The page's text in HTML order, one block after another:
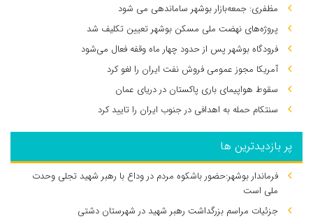
مظفری: جمعه‌بازار بوشهر ساماندهی می‌ شود
پروژه‌های نهضت ملی مسکن بوشهر تعیین تکلیف شد
فرودگاه بوشهر پس از حدود چهار ماه وقفه فعال می‌شود
آمریکا مجوز عمومی فروش نفت ایران را لغو کرد
سقوط هواپیمای باری پاکستان در دریای عمان
سنتکام حمله به اهدافی در جنوب ایران را تایید کرد
پر بازدیدترین ها
فرماندار بوشهر:حضور باشکوه مردم در وداع با رهبر شهید تجلی وحدت
ملی است
جزئیات مراسم بزرگداشت رهبر شهید در شهرستان دشتی